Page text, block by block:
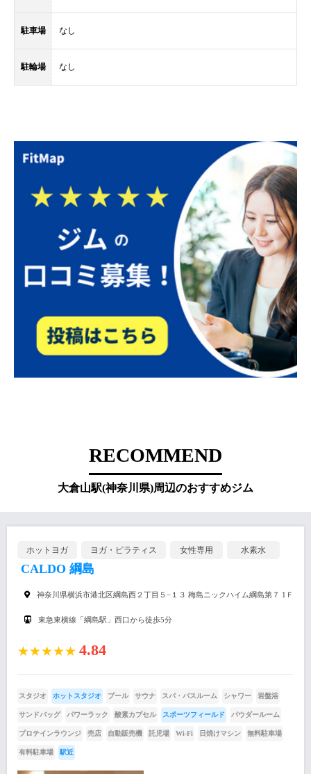
駐車場 なし
駐輪場 なし
RECOMMEND
大倉山駅(神奈川県)周辺のおすすめジム
ホットヨガ ヨガ・ピラティス 女性専用 水素水
CALDO 綱島
神奈川県横浜市港北区綱島西２丁目５−１３ 梅島ニックハイム綱島第７ 1Ｆ
東急東横線「綱島駅」西口から徒歩5分
★★★★★ 4.84
スタジオ ホットスタジオ プール サウナ スパ・バスルーム シャワー 岩盤浴
サンドバッグ パワーラック 酸素カプセル スポーツフィールド パウダールーム
プロテインラウンジ 売店 自動販売機 託児場 Wi-Fi 日焼けマシン 無料駐車場
有料駐車場 駅近